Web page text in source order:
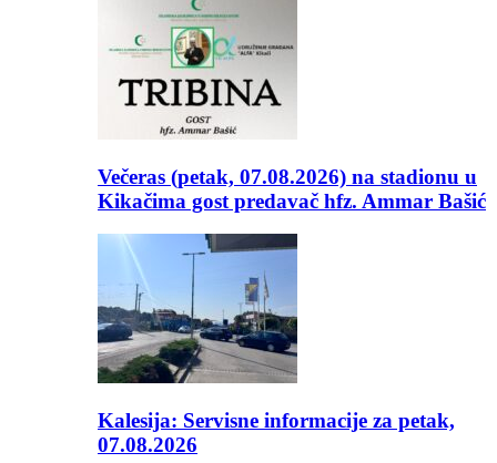
Večeras (petak, 07.08.2026) na stadionu u
Kikačima gost predavač hfz. Ammar Bašić
Kalesija: Servisne informacije za petak,
07.08.2026